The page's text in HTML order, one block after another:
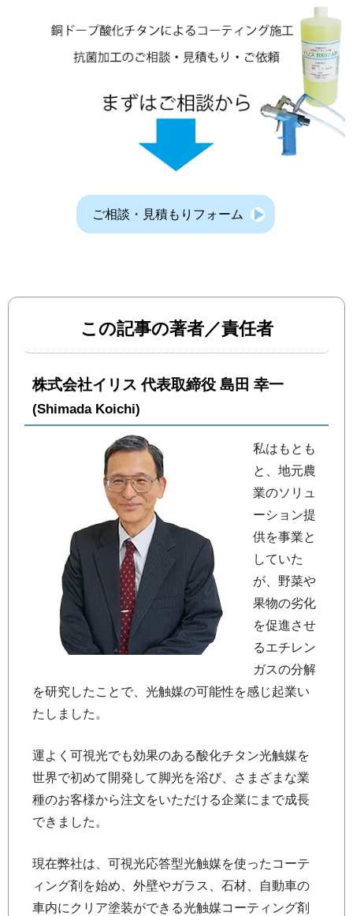
ご相談・見積もりフォーム
この記事の著者／責任者
株式会社イリス 代表取締役 島田 幸一
(Shimada Koichi)
私はもとも
と、地元農
業のソリュ
ーション提
供を事業と
していた
が、野菜や
果物の劣化
を促進させ
るエチレン
ガスの分解
を研究したことで、光触媒の可能性を感じ起業い
たしました。
運よく可視光でも効果のある酸化チタン光触媒を
世界で初めて開発して脚光を浴び、さまざまな業
種のお客様から注文をいただける企業にまで成長
できました。
現在弊社は、可視光応答型光触媒を使ったコーテ
ィング剤を始め、外壁やガラス、石材、自動車の
車内にクリア塗装ができる光触媒コーティング剤